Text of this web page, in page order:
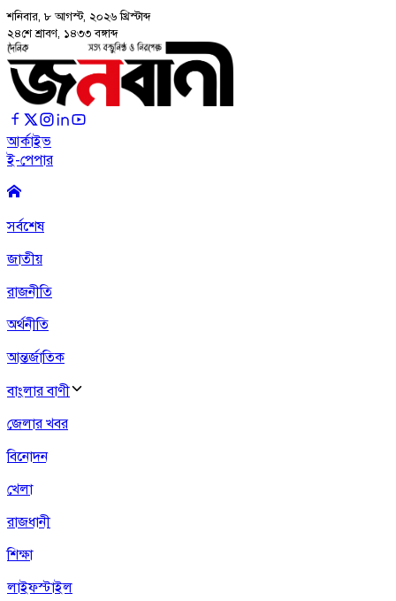
শনিবার, ৮ আগস্ট, ২০২৬ খ্রিস্টাব্দ
২৪শে শ্রাবণ, ১৪৩৩ বঙ্গাব্দ
আর্কাইভ
ই-পেপার
সর্বশেষ
জাতীয়
রাজনীতি
অর্থনীতি
আন্তর্জাতিক
বাংলার বাণী
জেলার খবর
বিনোদন
খেলা
রাজধানী
শিক্ষা
লাইফস্টাইল